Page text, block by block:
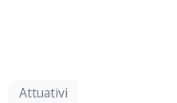
Attuativi